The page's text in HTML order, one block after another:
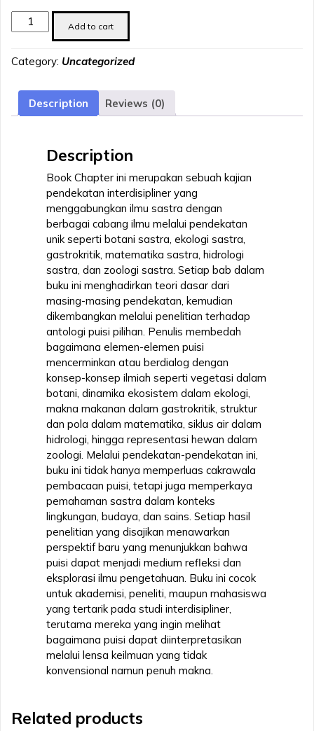
Book
Chapter
Interdisipliner
Pengkajian
Puisi
Add to cart
Category: Uncategorized
Description Reviews (0)
Description
Book Chapter ini merupakan sebuah kajian
pendekatan interdisipliner yang
menggabungkan ilmu sastra dengan
berbagai cabang ilmu melalui pendekatan
unik seperti botani sastra, ekologi sastra,
gastrokritik, matematika sastra, hidrologi
sastra, dan zoologi sastra. Setiap bab dalam
buku ini menghadirkan teori dasar dari
masing-masing pendekatan, kemudian
dikembangkan melalui penelitian terhadap
antologi puisi pilihan. Penulis membedah
bagaimana elemen-elemen puisi
mencerminkan atau berdialog dengan
konsep-konsep ilmiah seperti vegetasi dalam
botani, dinamika ekosistem dalam ekologi,
makna makanan dalam gastrokritik, struktur
dan pola dalam matematika, siklus air dalam
hidrologi, hingga representasi hewan dalam
zoologi. Melalui pendekatan-pendekatan ini,
buku ini tidak hanya memperluas cakrawala
pembacaan puisi, tetapi juga memperkaya
pemahaman sastra dalam konteks
lingkungan, budaya, dan sains. Setiap hasil
penelitian yang disajikan menawarkan
perspektif baru yang menunjukkan bahwa
puisi dapat menjadi medium refleksi dan
eksplorasi ilmu pengetahuan. Buku ini cocok
untuk akademisi, peneliti, maupun mahasiswa
yang tertarik pada studi interdisipliner,
terutama mereka yang ingin melihat
bagaimana puisi dapat diinterpretasikan
melalui lensa keilmuan yang tidak
konvensional namun penuh makna.
Related products